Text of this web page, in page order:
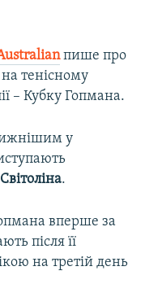
пише про
тенісному
– Кубку Гопмана.
у
.
вперше за
після її
на третій день